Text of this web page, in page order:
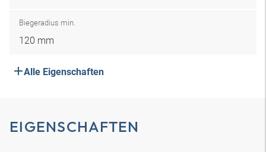
Biegeradius min.
120 mm
Alle Eigenschaften
EIGENSCHAFTEN